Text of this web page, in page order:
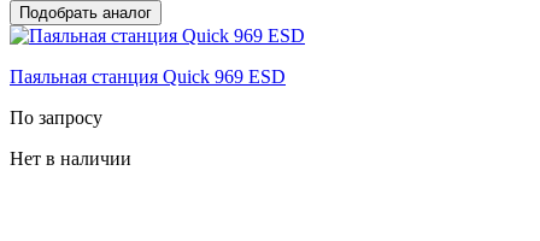
Подобрать аналог
Паяльная станция Quick 969 ESD
По запросу
Нет в наличии